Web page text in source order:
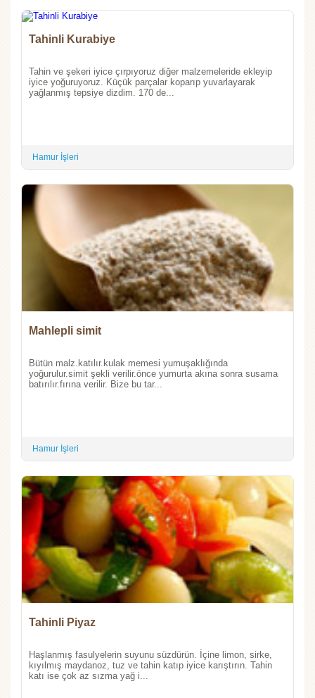
Tahinli Kurabiye
Tahin ve şekeri iyice çırpıyoruz diğer malzemeleride ekleyip
iyice yoğuruyoruz. Küçük parçalar koparıp yuvarlayarak
yağlanmış tepsiye dizdim. 170 de...
Hamur İşleri
Mahlepli simit
Bütün malz.katılır.kulak memesi yumuşaklığında
yoğurulur.simit şekli verilir.önce yumurta akına sonra susama
batırılır.fırına verilir. Bize bu tar...
Hamur İşleri
Tahinli Piyaz
Haşlanmış fasulyelerin suyunu süzdürün. İçine limon, sirke,
kıyılmış maydanoz, tuz ve tahin katıp iyice karıştırın. Tahin
katı ise çok az sızma yağ i...